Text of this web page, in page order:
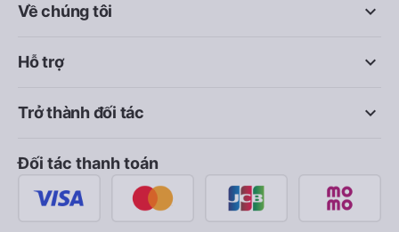
keyboard_arrow_down
Về chúng tôi
keyboard_arrow_down
Hỗ trợ
keyboard_arrow_down
Trở thành đối tác
Đối tác thanh toán